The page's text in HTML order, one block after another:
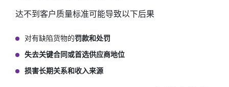
达不到客户质量标准可能导致以下后果
对有缺陷货物的罚款和处罚
失去关键合同或首选供应商地位
损害长期关系和收入来源